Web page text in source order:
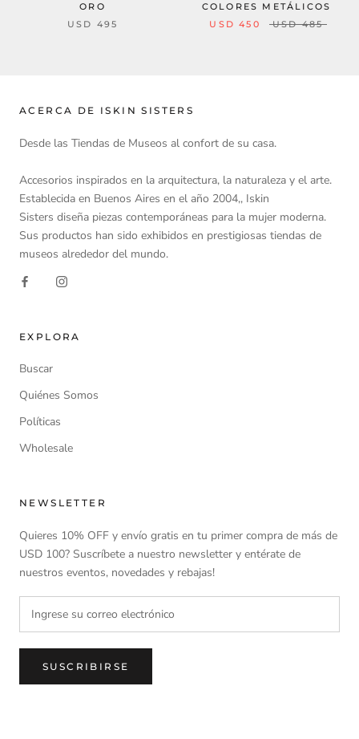
ORO
USD 495
COLORES METÁLICOS
USD 450
USD 485
ACERCA DE ISKIN SISTERS
Desde las Tiendas de Museos al confort de su casa.
Accesorios inspirados en la arquitectura, la naturaleza y el arte.
Establecida en Buenos Aires en el año 2004,, Iskin
Sisters diseña piezas contemporáneas para la mujer moderna.
Sus productos han sido exhibidos en prestigiosas tiendas de
museos alrededor del mundo.
EXPLORA
Buscar
Quiénes Somos
Políticas
Wholesale
NEWSLETTER
Quieres 10% OFF y envío gratis en tu primer compra de más de
USD 100? Suscríbete a nuestro newsletter y entérate de
nuestros eventos, novedades y rebajas!
SUSCRIBIRSE